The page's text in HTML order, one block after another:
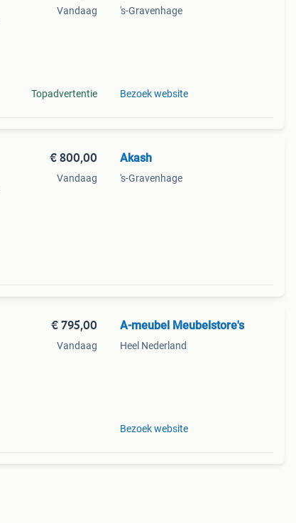
Vandaag
Topadvertentie
's-Gravenhage
Bezoek website
€ 800,00
Vandaag
Akash
's-Gravenhage
€ 795,00
Vandaag
A-meubel Meubelstore's
Heel Nederland
Bezoek website